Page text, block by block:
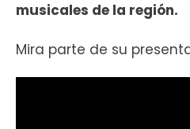
musicales de la región.
Mira parte de su